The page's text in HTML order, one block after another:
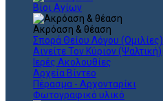
Βίοι Αγίων
Ακρόαση & θέαση
Σπορά Θείου Λόγου (Ομιλίες)
Αινείτε Τον Κύριον (Ψαλτική)
Ιερές Ακολουθίες
Αρχεία Βίντεο
Πέρασμα - Αρχονταρίκι
Φωτογραφικό υλικό